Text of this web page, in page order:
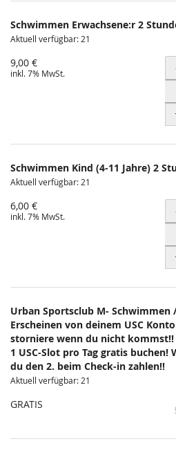
Schwimmen Erwachsene:r 2
Aktuell verfügbar: 21
9,00 €
inkl. 7% MwSt.
Schwimmen Kind (4-11 Jahre) 2
Aktuell verfügbar: 21
6,00 €
inkl. 7% MwSt.
Urban Sportsclub M-
Erscheinen von deinem USC
storniere wenn du nicht
1 USC-Slot pro Tag gratis
du den 2. beim Check-in zahlen!!
Aktuell verfügbar: 21
GRATIS